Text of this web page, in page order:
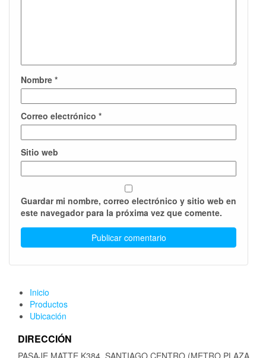
Nombre *
Correo electrónico *
Sitio web
Guardar mi nombre, correo electrónico y sitio web en
este navegador para la próxima vez que comente.
Inicio
Productos
Ubicación
DIRECCIÓN
PASAJE MATTE K384, SANTIAGO CENTRO (METRO PLAZA